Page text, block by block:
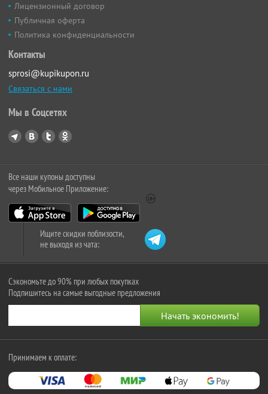
Лицензионный договор
Публичная оферта
Политика конфиденциальности
Контакты
sprosi@kupikupon.ru
Связаться с нами
Мы в Соцсетях
Все наши купоны доступны
через Мобильное Приложение:
Ищите скидки поблизости,
не выходя из чата:
Сэкономьте до 90% при любых покупках
Подпишитесь на самые выгодные предложения
Принимаем к оплате: